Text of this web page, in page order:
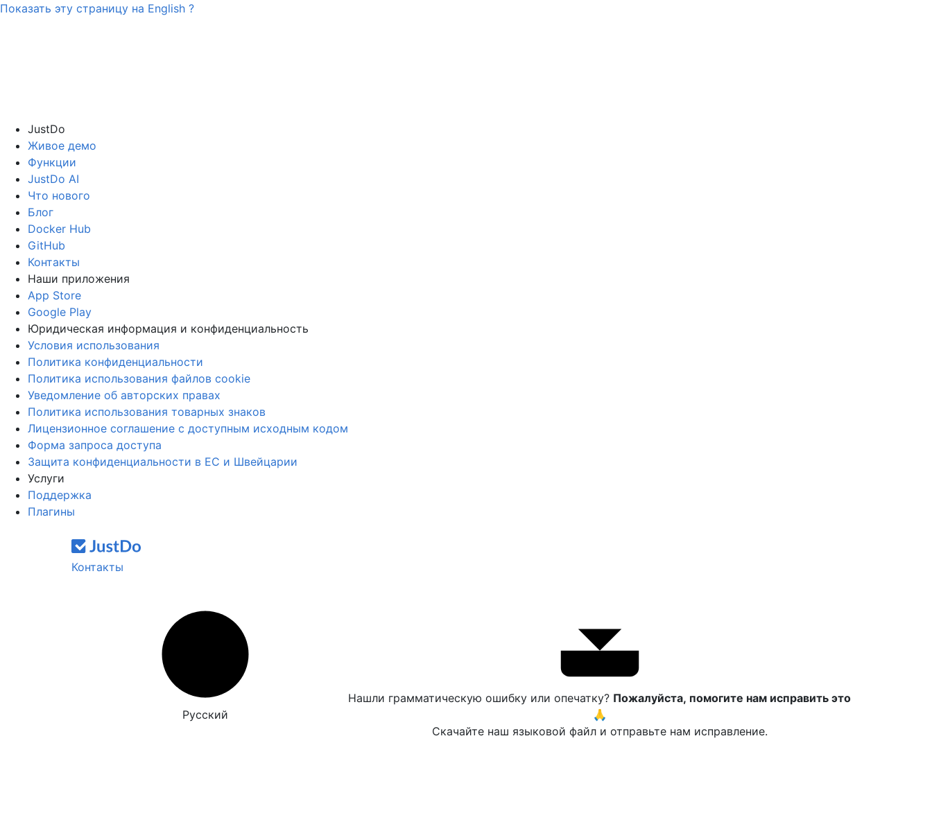
Показать эту страницу на English ?
JustDo
Живое демо
Функции
JustDo AI
Что нового
Блог
Docker Hub
GitHub
Контакты
Наши приложения
App Store
Google Play
Юридическая информация и конфиденциальность
Условия использования
Политика конфиденциальности
Политика использования файлов cookie
Уведомление об авторских правах
Политика использования товарных знаков
Лицензионное соглашение с доступным исходным кодом
Форма запроса доступа
Защита конфиденциальности в ЕС и Швейцарии
Услуги
Поддержка
Плагины
Контакты
Русский
Нашли грамматическую ошибку или опечатку? Пожалуйста, помогите нам исправить это
🙏
Скачайте наш языковой файл и отправьте нам исправление.